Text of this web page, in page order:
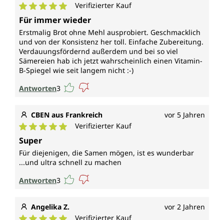
Durchschnittliche Bewertung von 5 von 5 Sternen
Verifizierter Kauf
Für immer wieder
Erstmalig Brot ohne Mehl ausprobiert. Geschmacklich
und von der Konsistenz her toll. Einfache Zubereitung.
Verdauungsfördernd außerdem und bei so viel
Sämereien hab ich jetzt wahrscheinlich einen Vitamin-
B-Spiegel wie seit langem nicht :-)
Antworten3
CBEN aus Frankreich vor 5 Jahren
Durchschnittliche Bewertung von 5 von 5 Sternen
Verifizierter Kauf
Super
Für diejenigen, die Samen mögen, ist es wunderbar
...und ultra schnell zu machen
Antworten3
Angelika Z.
vor 2 Jahren
Verifizierter Kauf